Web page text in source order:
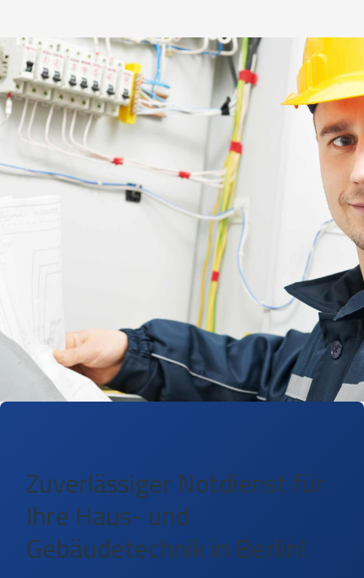
Zuverlässiger Notdienst für
Ihre Haus- und
Gebäudetechnik in Berlin!